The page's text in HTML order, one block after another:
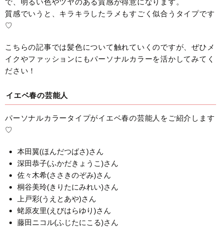
で、明るい色やツヤのある質感が得意になります。
質感でいうと、キラキラしたラメもすごく似合うタイプです
♡
こちらの記事では髪色について触れていくのですが、ぜひメ
イクやファッションにもパーソナルカラーを活かしてみてく
ださい！
イエベ春の芸能人
パーソナルカラータイプがイエベ春の芸能人をご紹介します
♡
本田翼(ほんだつばさ)さん
深田恭子(ふかだきょうこ)さん
佐々木希(ささきのぞみ)さん
桐谷美玲(きりたにみれい)さん
上戸彩(うえとあや)さん
蛯原友里(えびはらゆり)さん
藤田ニコル(ふじたにこる)さん